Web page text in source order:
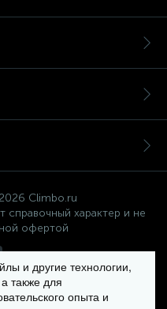
Climbo.ru
справочный характер и не
офертой
обработки персональных
и другие технологии,
также для
опыта и